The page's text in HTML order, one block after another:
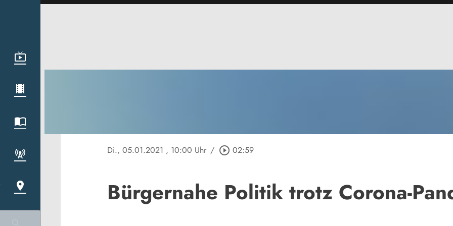
Di., 05.01.2021 , 10:00 Uhr / play_circle_outline 02:59
Bürgernahe Politik trotz Corona-